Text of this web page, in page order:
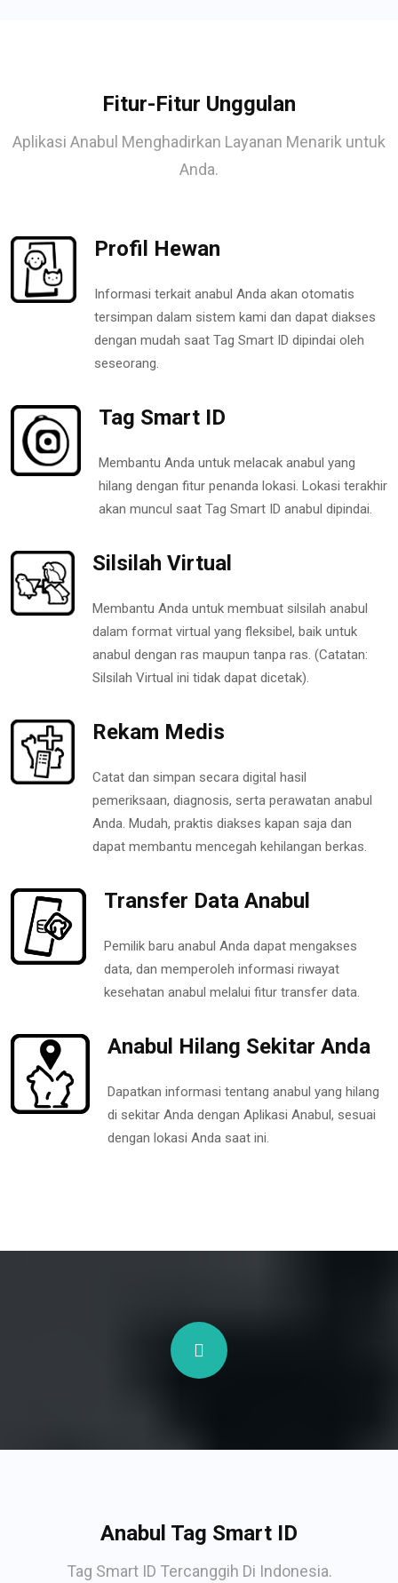
Fitur-Fitur Unggulan
Aplikasi Anabul Menghadirkan Layanan Menarik untuk
Anda.
Profil Hewan
Informasi terkait anabul Anda akan otomatis
tersimpan dalam sistem kami dan dapat diakses
dengan mudah saat Tag Smart ID dipindai oleh
seseorang.
Tag Smart ID
Membantu Anda untuk melacak anabul yang
hilang dengan fitur penanda lokasi. Lokasi terakhir
akan muncul saat Tag Smart ID anabul dipindai.
Silsilah Virtual
Membantu Anda untuk membuat silsilah anabul
dalam format virtual yang fleksibel, baik untuk
anabul dengan ras maupun tanpa ras. (Catatan:
Silsilah Virtual ini tidak dapat dicetak).
Rekam Medis
Catat dan simpan secara digital hasil
pemeriksaan, diagnosis, serta perawatan anabul
Anda. Mudah, praktis diakses kapan saja dan
dapat membantu mencegah kehilangan berkas.
Transfer Data Anabul
Pemilik baru anabul Anda dapat mengakses
data, dan memperoleh informasi riwayat
kesehatan anabul melalui fitur transfer data.
Anabul Hilang Sekitar Anda
Dapatkan informasi tentang anabul yang hilang
di sekitar Anda dengan Aplikasi Anabul, sesuai
dengan lokasi Anda saat ini.
Anabul Tag Smart ID
Tag Smart ID Tercanggih Di Indonesia.